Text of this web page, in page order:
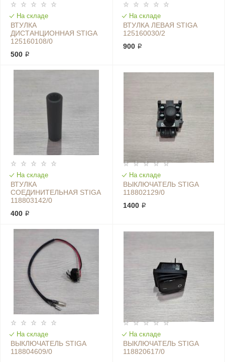
На складе
ВТУЛКА
ДИСТАНЦИОННАЯ STIGA
125160108/0
500 ₽
На складе
ВТУЛКА ЛЕВАЯ STIGA
125160030/2
900 ₽
На складе
ВТУЛКА
СОЕДИНИТЕЛЬНАЯ STIGA
118803142/0
400 ₽
На складе
ВЫКЛЮЧАТЕЛЬ STIGA
118802129/0
1400 ₽
На складе
ВЫКЛЮЧАТЕЛЬ STIGA
118804609/0
На складе
ВЫКЛЮЧАТЕЛЬ STIGA
118820617/0